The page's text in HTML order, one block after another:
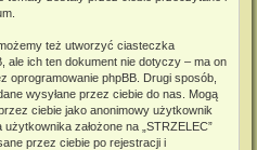
też utworzyć ciasteczka
ale ich ten dokument nie dotyczy – ma on
phpBB. Drugi sposób,
wysyłane przez ciebie do nas. Mogą
ciebie jako anonimowy użytkownik
założone na „STRZELEC”
przez ciebie po rejestracji i